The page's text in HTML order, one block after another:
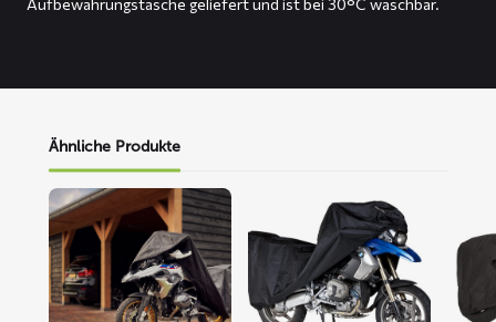
Aufbewahrungstasche geliefert und ist bei 30°C waschbar.
Ähnliche Produkte
Mehr
lesen
über
ALFA
Motorrad-
lesen
über
DELTA
Motorrad-
über
FOX